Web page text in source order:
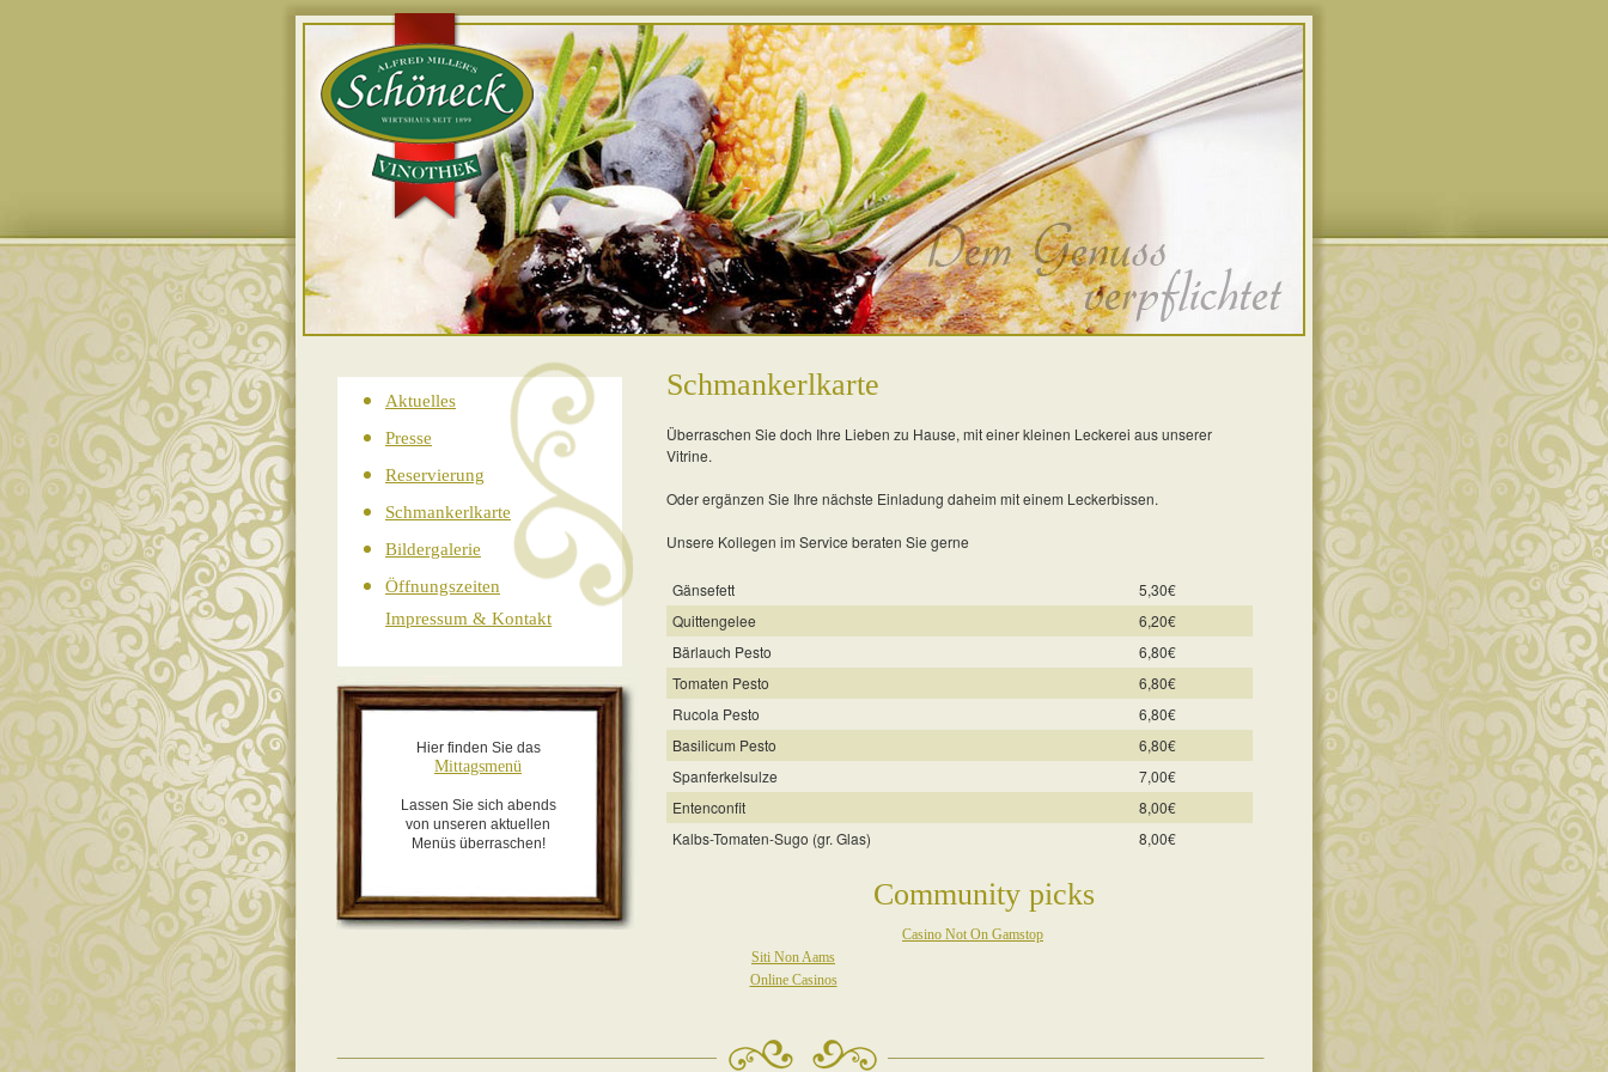
Aktuelles
Presse
Reservierung
Schmankerlkarte
Bildergalerie
Öffnungszeiten
Impressum & Kontakt
Hier finden Sie das
Mittagsmenü
Lassen Sie sich abends
von unseren aktuellen
Menüs überraschen!
Schmankerlkarte
Überraschen Sie doch Ihre Lieben zu Hause, mit einer kleinen Leckerei aus unserer
Vitrine.
Oder ergänzen Sie Ihre nächste Einladung daheim mit einem Leckerbissen.
Unsere Kollegen im Service beraten Sie gerne
Gänsefett
5,30€
Quittengelee
6,20€
Bärlauch Pesto
6,80€
Tomaten Pesto
6,80€
Rucola Pesto
6,80€
Basilicum Pesto
6,80€
Spanferkelsulze
7,00€
Entenconfit
8,00€
Kalbs-Tomaten-Sugo (gr. Glas)
8,00€
Community picks
Casino Not On Gamstop
Siti Non Aams
Online Casinos